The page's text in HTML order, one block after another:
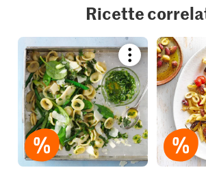
Ricette
Bookmark
recipe
or
add
it
to
your
collections.